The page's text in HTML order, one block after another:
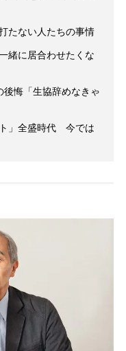
たない人たちの事情
緒に居合わせたくな
悔「生協辞めなきゃ
」全盛時代 今では